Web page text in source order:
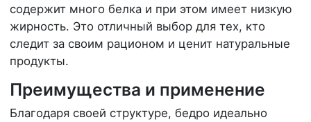
содержит много белка и при этом имеет низкую
жирность. Это отличный выбор для тех, кто
следит за своим рационом и ценит натуральные
продукты.
Преимущества и применение
Благодаря своей структуре, бедро идеально